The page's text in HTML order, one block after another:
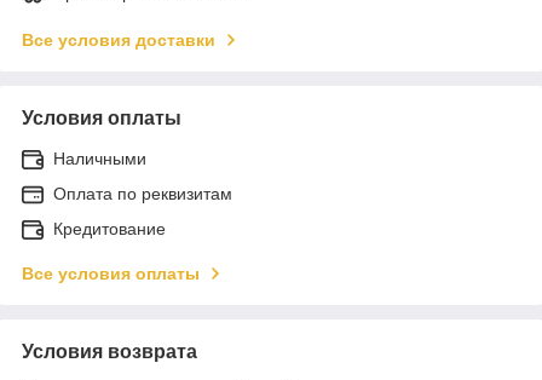
Все условия доставки
Условия оплаты
Наличными
Оплата по реквизитам
Кредитование
Все условия оплаты
Условия возврата